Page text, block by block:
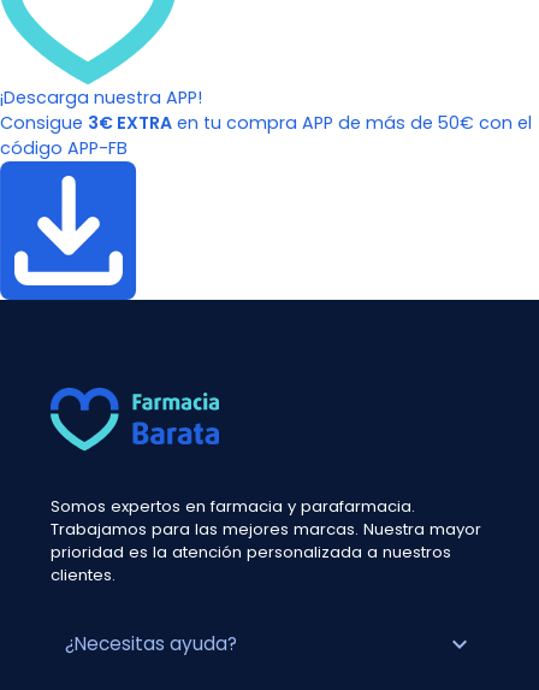
¡Descarga nuestra APP!
Consigue 3€ EXTRA en tu compra APP de más de 50€ con el
código APP-FB
Somos expertos en farmacia y parafarmacia.
Trabajamos para las mejores marcas. Nuestra mayor
prioridad es la atención personalizada a nuestros
clientes.
¿Necesitas ayuda? expand_more